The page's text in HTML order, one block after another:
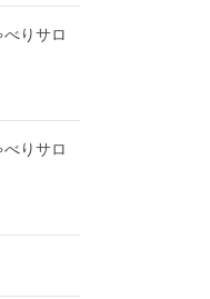
べりサロ
べりサロ